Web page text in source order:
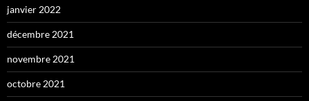
janvier 2022
décembre 2021
novembre 2021
octobre 2021